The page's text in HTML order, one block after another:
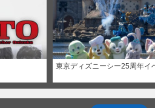
東京ディズニーシー25周年イ